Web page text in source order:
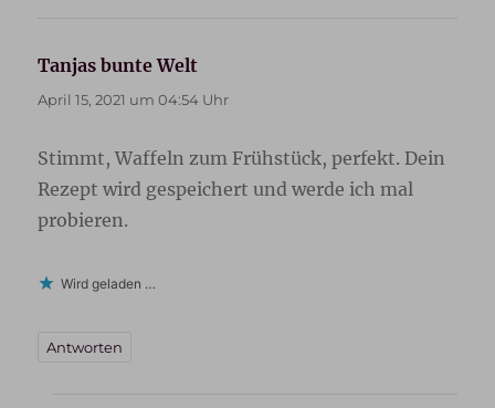
Tanjas bunte Welt
April 15, 2021 um 04:54 Uhr
Stimmt, Waffeln zum Frühstück, perfekt. Dein
Rezept wird gespeichert und werde ich mal
probieren.
Wird geladen …
Antworten